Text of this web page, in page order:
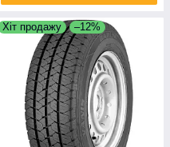
Хіт продажу –12%